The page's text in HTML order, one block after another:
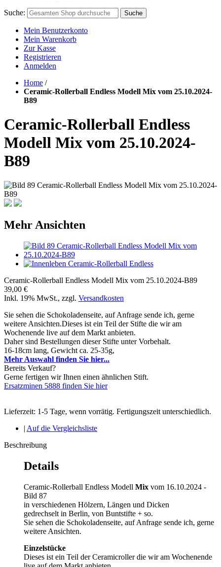
Suche: Suche
Mein Benutzerkonto
Mein Warenkorb
Zur Kasse
Registrieren
Anmelden
Home /
Ceramic-Rollerball Endless Modell Mix vom 25.10.2024-
B89
Ceramic-Rollerball Endless
Modell Mix vom 25.10.2024-
B89
Mehr Ansichten
Ceramic-Rollerball Endless Modell Mix vom 25.10.2024-B89
39,00 €
Inkl. 19% MwSt., zzgl. Versandkosten
Sie sehen die Schokoladenseite, auf Anfrage sende ich, gerne
weitere Ansichten.Dieses ist ein Teil der Stifte die wir am
Wochenende live auf dem Markt anbieten.
Daher sind Bestellungen dieser Stifte unter Vorbehalt.
16-18cm lang, Gewicht ca. 25-35g,
Mehr Auswahl finden Sie hier...
Bereits Verkauf?
Gerne fertigen wir Ihnen einen ähnlichen Stift.
Ersatzminen 5888 finden Sie hier
Lieferzeit: 1-5 Tage, wenn vorrätig. Fertigungszeit unterschiedlich.
| Auf die Vergleichsliste
Beschreibung
Details
Ceramic-Rollerball Endless Modell Mix vom 16.10.2024 -
Bild 87
in verschiedenen Hölzern, Längen und Dicken
gedrechselt in Berlin, von Buntstifte + so.
Sie sehen die Schokoladenseite, auf Anfrage sende ich, gerne
weitere Ansichten.
Einzelstücke
Dieses ist ein Teil der Ceramicroller die wir am Wochenende